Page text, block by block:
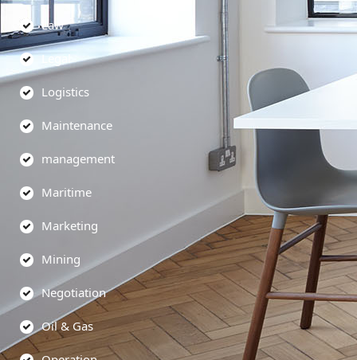
Law
Legal
Logistics
Maintenance
management
Maritime
Marketing
Mining
Negotiation
Oil & Gas